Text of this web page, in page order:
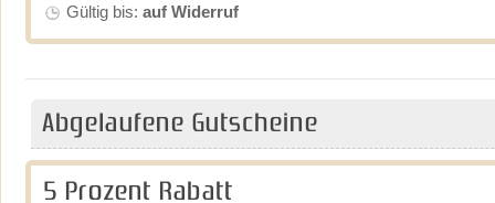
Gültig bis: auf Widerruf
Abgelaufene Gutscheine
5 Prozent Rabatt